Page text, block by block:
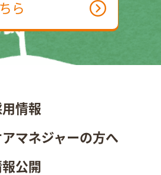
ら
情報
マネジャーの方へ
公開